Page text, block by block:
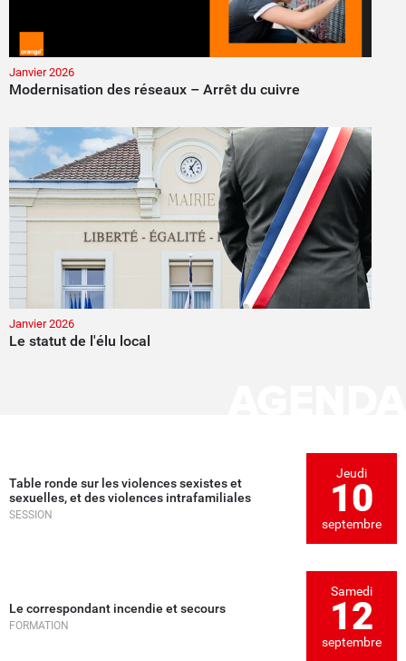
Janvier 2026
Modernisation des réseaux – Arrêt du cuivre
Janvier 2026
Le statut de l'élu local
Table ronde sur les violences sexistes et
sexuelles, et des violences intrafamiliales
SESSION
Jeudi
10
septembre
Le correspondant incendie et secours
FORMATION
Samedi
12
septembre